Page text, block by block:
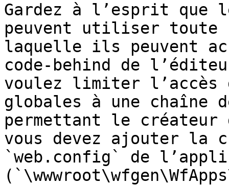
Gardez à l’esprit que
peuvent utiliser toute
laquelle ils peuvent
code-behind de
voulez limiter l’accès
globales à une chaîne
permettant le créateur
vous devez ajouter la
`web.config` de